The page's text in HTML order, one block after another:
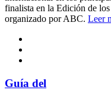
finalista en la Edición de
organizado por ABC. Leer
Guía del